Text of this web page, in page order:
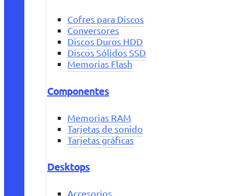
Cofres para Discos
Conversores
Discos Duros HDD
Discos Sólidos SSD
Memorias Flash
Componentes
Memorias RAM
Tarjetas de sonido
Tarjetas gráficas
Desktops
Accesorios